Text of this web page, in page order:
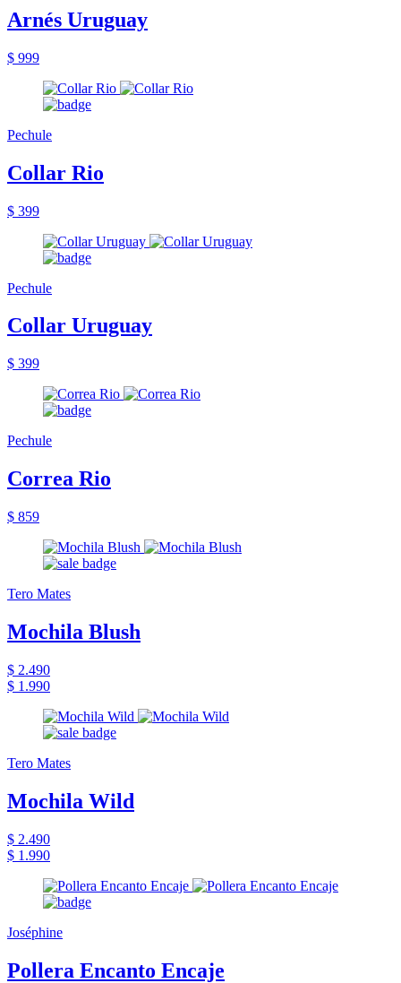
Arnés Uruguay
$ 999
Pechule
Collar Rio
$ 399
Pechule
Collar Uruguay
$ 399
Pechule
Correa Rio
$ 859
Tero Mates
Mochila Blush
$ 2.490
$ 1.990
Tero Mates
Mochila Wild
$ 2.490
$ 1.990
Joséphine
Pollera Encanto Encaje